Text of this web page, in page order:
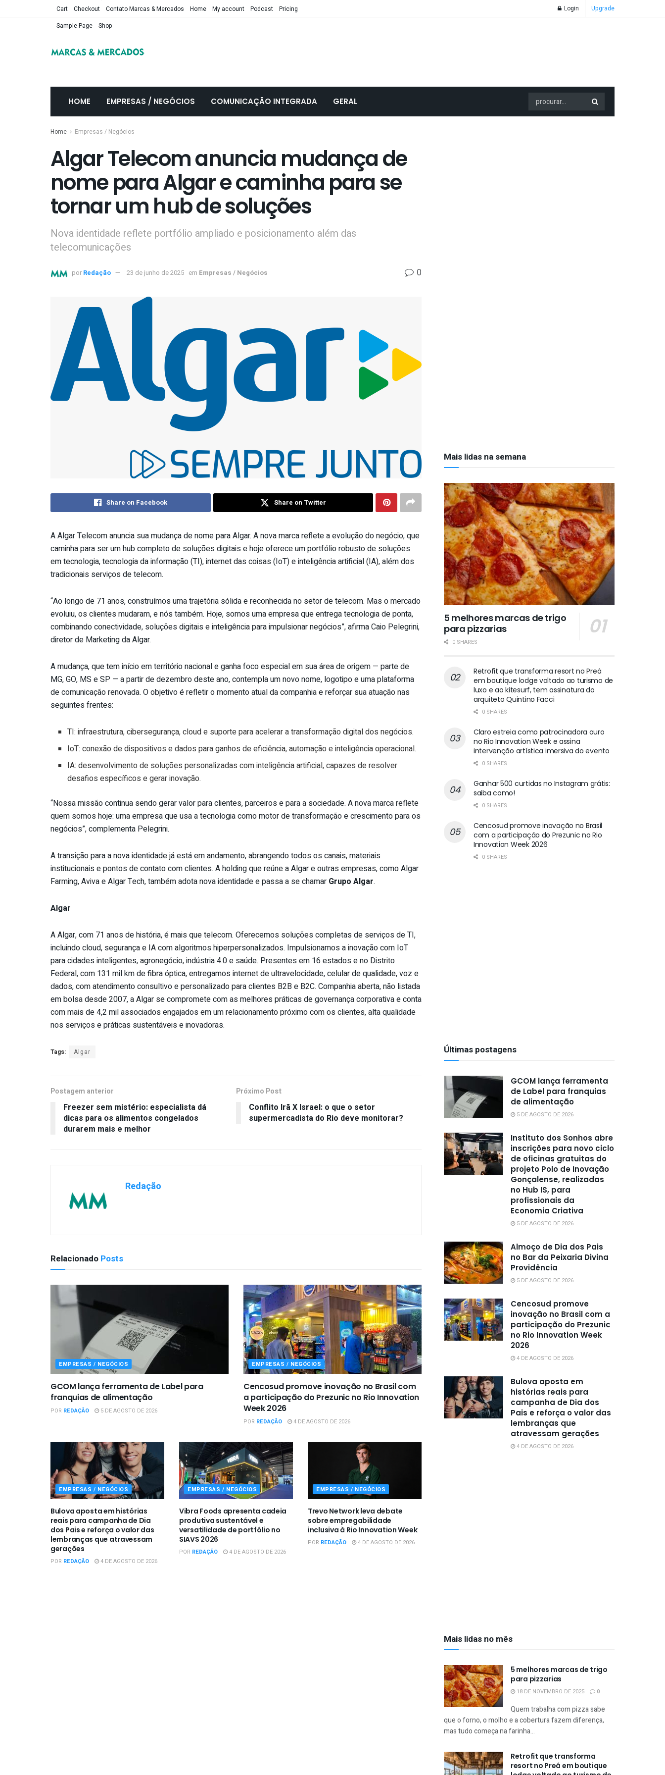
Cart Checkout Contato Marcas & Mercados Home My account Podcast
Pricing
Sample Page
Shop
Login Upgrade
HOME EMPRESAS / NEGÓCIOS COMUNICAÇÃO INTEGRADA GERAL
Home Empresas / Negócios
Algar Telecom anuncia mudança de
nome para Algar e caminha para se
tornar um hub de soluções
Nova identidade reflete portfólio ampliado e posicionamento além das
telecomunicações
por Redação 23 de junho de 2025 em Empresas / Negócios 0
Share on Facebook Share on Twitter
A Algar Telecom anuncia sua mudança de nome para Algar. A nova marca reflete a evolução do negócio, que
caminha para ser um hub completo de soluções digitais e hoje oferece um portfólio robusto de soluções
em tecnologia, tecnologia da informação (TI), internet das coisas (IoT) e inteligência artificial (IA), além dos
tradicionais serviços de telecom.
“Ao longo de 71 anos, construímos uma trajetória sólida e reconhecida no setor de telecom. Mas o mercado
evoluiu, os clientes mudaram, e nós também. Hoje, somos uma empresa que entrega tecnologia de ponta,
combinando conectividade, soluções digitais e inteligência para impulsionar negócios”, afirma Caio Pelegrini,
diretor de Marketing da Algar.
A mudança, que tem início em território nacional e ganha foco especial em sua área de origem — parte de
MG, GO, MS e SP — a partir de dezembro deste ano, contempla um novo nome, logotipo e uma plataforma
de comunicação renovada. O objetivo é refletir o momento atual da companhia e reforçar sua atuação nas
seguintes frentes:
TI: infraestrutura, cibersegurança, cloud e suporte para acelerar a transformação digital dos negócios.
IoT: conexão de dispositivos e dados para ganhos de eficiência, automação e inteligência operacional.
IA: desenvolvimento de soluções personalizadas com inteligência artificial, capazes de resolver
desafios específicos e gerar inovação.
“Nossa missão continua sendo gerar valor para clientes, parceiros e para a sociedade. A nova marca reflete
quem somos hoje: uma empresa que usa a tecnologia como motor de transformação e crescimento para os
negócios”, complementa Pelegrini.
A transição para a nova identidade já está em andamento, abrangendo todos os canais, materiais
institucionais e pontos de contato com clientes. A holding que reúne a Algar e outras empresas, como Algar
Farming, Aviva e Algar Tech, também adota nova identidade e passa a se chamar Grupo Algar.
Algar
A Algar, com 71 anos de história, é mais que telecom. Oferecemos soluções completas de serviços de TI,
incluindo cloud, segurança e IA com algoritmos hiperpersonalizados. Impulsionamos a inovação com IoT
para cidades inteligentes, agronegócio, indústria 4.0 e saúde. Presentes em 16 estados e no Distrito
Federal, com 131 mil km de fibra óptica, entregamos internet de ultravelocidade, celular de qualidade, voz e
dados, com atendimento consultivo e personalizado para clientes B2B e B2C. Companhia aberta, não listada
em bolsa desde 2007, a Algar se compromete com as melhores práticas de governança corporativa e conta
com mais de 4,2 mil associados engajados em um relacionamento próximo com os clientes, alta qualidade
nos serviços e práticas sustentáveis e inovadoras.
Tags: Algar
Postagem anterior
Freezer sem mistério: especialista dá
dicas para os alimentos congelados
durarem mais e melhor
Próximo Post
Conflito Irã X Israel: o que o setor
supermercadista do Rio deve monitorar?
Redação
Relacionado Posts
EMPRESAS / NEGÓCIOS
GCOM lança ferramenta de Label para
franquias de alimentação
POR REDAÇÃO 5 DE AGOSTO DE 2026
EMPRESAS / NEGÓCIOS
Cencosud promove inovação no Brasil com
a participação do Prezunic no Rio Innovation
Week 2026
POR REDAÇÃO 4 DE AGOSTO DE 2026
EMPRESAS / NEGÓCIOS
Bulova aposta em histórias
reais para campanha de Dia
dos Pais e reforça o valor das
lembranças que atravessam
gerações
POR REDAÇÃO 4 DE AGOSTO DE 2026
EMPRESAS / NEGÓCIOS
Vibra Foods apresenta cadeia
produtiva sustentável e
versatilidade de portfólio no
SIAVS 2026
POR REDAÇÃO 4 DE AGOSTO DE 2026
EMPRESAS / NEGÓCIOS
Trevo Network leva debate
sobre empregabilidade
inclusiva à Rio Innovation Week
POR REDAÇÃO 4 DE AGOSTO DE 2026
Mais lidas na semana
5 melhores marcas de trigo
para pizzarias
0 SHARES
Retrofit que transforma resort no Preá
em boutique lodge voltado ao turismo de
luxo e ao kitesurf, tem assinatura do
arquiteto Quintino Facci
0 SHARES
Claro estreia como patrocinadora ouro
no Rio Innovation Week e assina
intervenção artística imersiva do evento
0 SHARES
Ganhar 500 curtidas no Instagram grátis:
saiba como!
0 SHARES
Cencosud promove inovação no Brasil
com a participação do Prezunic no Rio
Innovation Week 2026
0 SHARES
Últimas postagens
GCOM lança ferramenta
de Label para franquias
de alimentação
5 DE AGOSTO DE 2026
Instituto dos Sonhos abre
inscrições para novo ciclo
de oficinas gratuitas do
projeto Polo de Inovação
Gonçalense, realizadas
no Hub IS, para
profissionais da
Economia Criativa
5 DE AGOSTO DE 2026
Almoço de Dia dos Pais
no Bar da Peixaria Divina
Providência
5 DE AGOSTO DE 2026
Cencosud promove
inovação no Brasil com a
participação do Prezunic
no Rio Innovation Week
2026
4 DE AGOSTO DE 2026
Bulova aposta em
histórias reais para
campanha de Dia dos
Pais e reforça o valor das
lembranças que
atravessam gerações
4 DE AGOSTO DE 2026
Mais lidas no mês
5 melhores marcas de trigo
para pizzarias
18 DE NOVEMBRO DE 2025 0
Quem trabalha com pizza sabe
que o forno, o molho e a cobertura fazem diferença,
mas tudo começa na farinha...
Retrofit que transforma
resort no Preá em boutique